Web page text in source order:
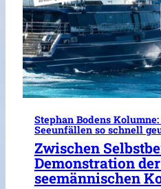
Stephan Bodens
Seeunfällen so schnell
Zwischen
Demonstration
seemännischen